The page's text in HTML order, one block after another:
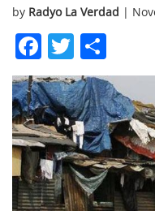
by Radyo La Verdad |
Facebook
Twitter